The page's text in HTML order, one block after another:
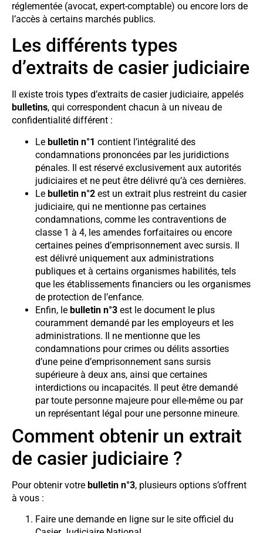
réglementée (avocat, expert-comptable) ou encore lors de
l’accès à certains marchés publics.
Les différents types
d’extraits de casier judiciaire
Il existe trois types d’extraits de casier judiciaire, appelés
bulletins, qui correspondent chacun à un niveau de
confidentialité différent :
Le bulletin n°1 contient l’intégralité des
condamnations prononcées par les juridictions
pénales. Il est réservé exclusivement aux autorités
judiciaires et ne peut être délivré qu’à ces dernières.
Le bulletin n°2 est un extrait plus restreint du casier
judiciaire, qui ne mentionne pas certaines
condamnations, comme les contraventions de
classe 1 à 4, les amendes forfaitaires ou encore
certaines peines d’emprisonnement avec sursis. Il
est délivré uniquement aux administrations
publiques et à certains organismes habilités, tels
que les établissements financiers ou les organismes
de protection de l’enfance.
Enfin, le bulletin n°3 est le document le plus
couramment demandé par les employeurs et les
administrations. Il ne mentionne que les
condamnations pour crimes ou délits assorties
d’une peine d’emprisonnement sans sursis
supérieure à deux ans, ainsi que certaines
interdictions ou incapacités. Il peut être demandé
par toute personne majeure pour elle-même ou par
un représentant légal pour une personne mineure.
Comment obtenir un extrait
de casier judiciaire ?
Pour obtenir votre bulletin n°3, plusieurs options s’offrent
à vous :
Faire une demande en ligne sur le site officiel du